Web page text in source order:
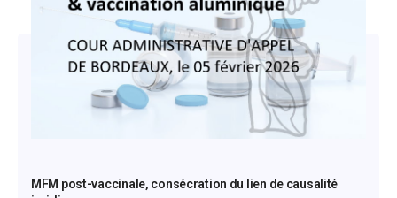
MFM post-vaccinale, consécration du lien de causalité